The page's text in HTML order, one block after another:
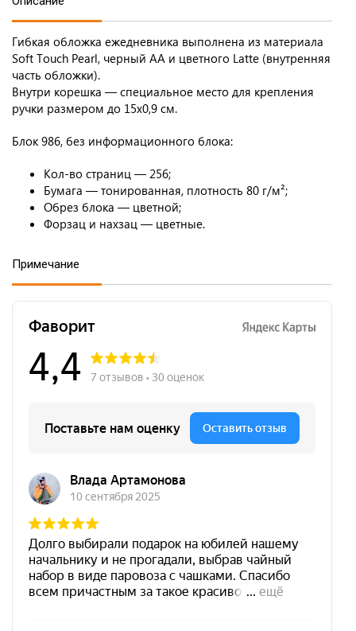
Гибкая обложка ежедневника выполнена из материала
Soft Touch Pearl, черный АА и цветного Latte (внутренняя
часть обложки).
Внутри корешка — специальное место для крепления
ручки размером до 15х0,9 см.
Блок 986, без информационного блока:
Кол-во страниц — 256;
Бумага — тонированная, плотность 80 г/м²;
Обрез блока — цветной;
Форзац и нахзац — цветные.
Примечание